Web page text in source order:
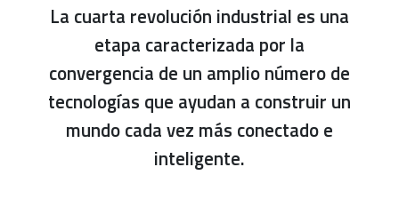
La cuarta revolución industrial es una
etapa caracterizada por la
convergencia de un amplio número de
tecnologías que ayudan a construir un
mundo cada vez más conectado e
inteligente.